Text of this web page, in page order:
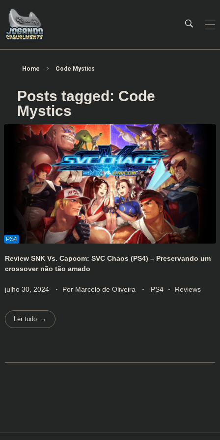
Home Code Mystics
Posts tagged: Code
Mystics
Review SNK Vs. Capcom: SVC Chaos (PS4) – Preservando um
crossover não tão amado
julho 30, 2024 Por Marcelo de Oliveira PS4 Reviews
Ler tudo